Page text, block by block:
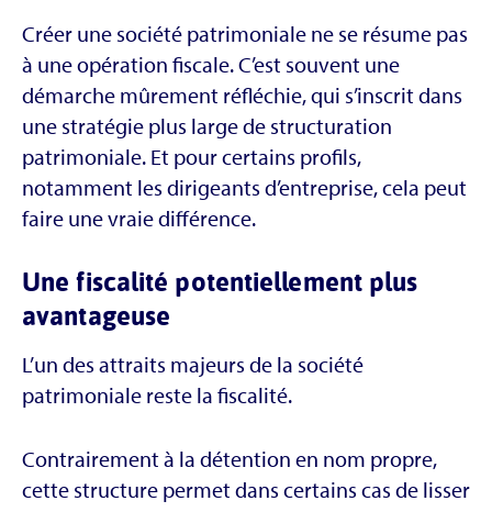
Créer une société patrimoniale ne se résume pas
à une opération fiscale. C’est souvent une
démarche mûrement réfléchie, qui s’inscrit dans
une stratégie plus large de structuration
patrimoniale. Et pour certains profils,
notamment les dirigeants d’entreprise, cela peut
faire une vraie différence.
Une fiscalité potentiellement plus
avantageuse
L’un des attraits majeurs de la société
patrimoniale reste la fiscalité.
Contrairement à la détention en nom propre,
cette structure permet dans certains cas de lisser